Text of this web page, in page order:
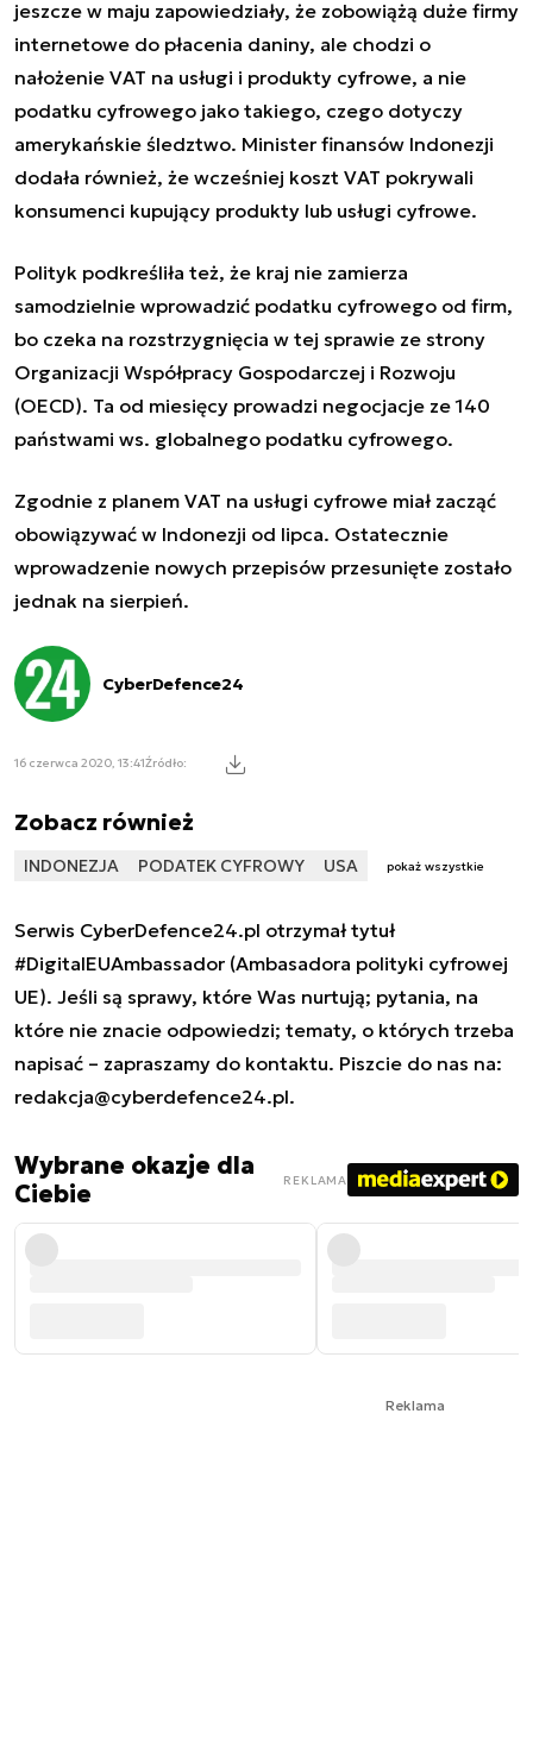
jeszcze w maju zapowiedziały, że zobowiążą duże firmy
internetowe do płacenia daniny, ale chodzi o
nałożenie VAT na usługi i produkty cyfrowe, a nie
podatku cyfrowego jako takiego, czego dotyczy
amerykańskie śledztwo. Minister finansów Indonezji
dodała również, że wcześniej koszt VAT pokrywali
konsumenci kupujący produkty lub usługi cyfrowe.
Polityk podkreśliła też, że kraj nie zamierza
samodzielnie wprowadzić podatku cyfrowego od firm,
bo czeka na rozstrzygnięcia w tej sprawie ze strony
Organizacji Współpracy Gospodarczej i Rozwoju
(OECD). Ta od miesięcy prowadzi negocjacje ze 140
państwami ws. globalnego podatku cyfrowego.
Zgodnie z planem VAT na usługi cyfrowe miał zacząć
obowiązywać w Indonezji od lipca. Ostatecznie
wprowadzenie nowych przepisów przesunięte zostało
jednak na sierpień.
CyberDefence24
16 czerwca 2020, 13:41Źródło:
Zobacz również
INDONEZJA PODATEK CYFROWY USA pokaż wszystkie
Serwis CyberDefence24.pl otrzymał tytuł
#DigitalEUAmbassador (Ambasadora polityki cyfrowej
UE). Jeśli są sprawy, które Was nurtują; pytania, na
które nie znacie odpowiedzi; tematy, o których trzeba
napisać – zapraszamy do kontaktu. Piszcie do nas na:
redakcja@cyberdefence24.pl.
Wybrane okazje dla
Ciebie
REKLAMA
Reklama